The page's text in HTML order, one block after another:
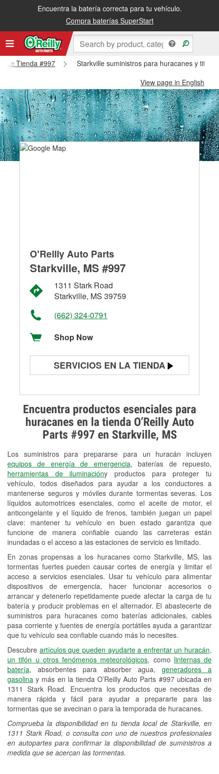
Encuentra la batería correcta para tu vehículo.
Compra baterías SuperStart
Tienda #997
Starkville suministros para huracanes y
View page in English
Encuentra productos esenciales para
huracanes en la tienda O’Reilly Auto
Parts #997 en Starkville, MS
Los suministros para prepararse para un huracán incluyen
equipos de energía de emergencia, baterías de repuesto,
herramientas de iluminacióny productos para proteger tu
vehículo, todos diseñados para ayudar a los conductores a
mantenerse seguros y móviles durante tormentas severas. Los
líquidos automotrices esenciales, como el aceite de motor, el
anticongelante y el líquido de frenos, también juegan un papel
clave: mantener tu vehículo en buen estado garantiza que
funcione de manera confiable cuando las carreteras están
inundadas o el acceso a las estaciones de servicio es limitado.
En zonas propensas a los huracanes como Starkville, MS, las
tormentas fuertes pueden causar cortes de energía y limitar el
acceso a servicios esenciales. Usar tu vehículo para alimentar
dispositivos de emergencia, hacer funcionar accesorios o
arrancar y detenerlo repetidamente puede afectar la carga de tu
batería y producir problemas en el alternador. El abastecerte de
suministros para huracanes como baterías adicionales, cables
pasa corriente y fuentes de energía portátiles ayuda a garantizar
que tu vehículo sea confiable cuando más lo necesites.
Descubre artículos que pueden ayudarte a enfrentar un huracán,
un tifón u otros fenómenos meteorológicos, como linternas de
batería, absorbentes para absorber agua, generadores a
gasolina y más en la tienda O’Reilly Auto Parts #997 ubicada en
1311 Stark Road. Encuentra los productos que necesitas de
manera rápida y fácil para ayudar a prepararte para las
tormentas que se avecinan o para la temporada de huracanes.
Comprueba la disponibilidad en tu tienda local de Starkville, en
1311 Stark Road, o consulta con uno de nuestros profesionales
en autopartes para confirmar la disponibilidad de suministros a
medida que se acercan las tormentas.
O'Reilly Auto Parts
Starkville, MS #997
1311 Stark Road
Starkville, MS 39759
(662) 324-0791
Shop Now
SERVICIOS EN LA TIENDA
Prueba de alternadores y
arrancadores
Revisión de la luz "Check Engine"
Reciclaje de baterías y aceite
Instalación de bombillas de faros
Instalación de limpiaparabrisas
Programa de Préstamo de
Herramientas
Mezcla de pinturas
Rectificación de tambores y discos de
freno
Mangueras hidráulicas a la medida
Hurricane Supplies
Conoce más